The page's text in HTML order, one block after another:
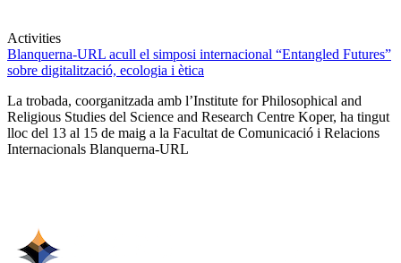
Activities
Blanquerna-URL acull el simposi internacional “Entangled Futures”
sobre digitalització, ecologia i ètica
La trobada, coorganitzada amb l’Institute for Philosophical and
Religious Studies del Science and Research Centre Koper, ha tingut
lloc del 13 al 15 de maig a la Facultat de Comunicació i Relacions
Internacionals Blanquerna-URL